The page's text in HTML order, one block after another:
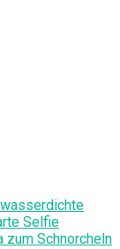
Selfie
zum Schnorcheln